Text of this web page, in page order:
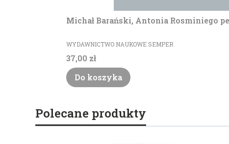
Michał Barański, Antonia Rosminiego
PRODUCENT
WYDAWNICTWO NAUKOWE SEMPER
Cena
37,00 zł
Do koszyka
Polecane produkty